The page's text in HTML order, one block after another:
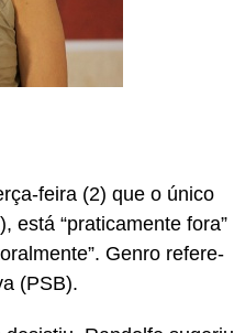
feira (2) que o único
está “praticamente fora”
Genro refere-
(PSB).